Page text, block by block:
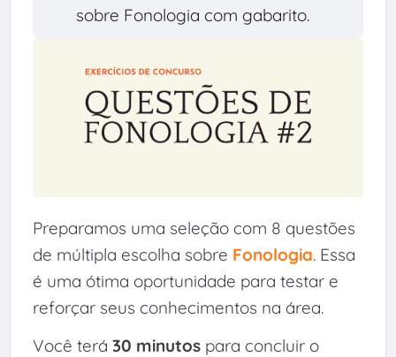
sobre Fonologia com gabarito.
Preparamos uma seleção com 8 questões
de múltipla escolha sobre Fonologia. Essa
é uma ótima oportunidade para testar e
reforçar seus conhecimentos na área.
Você terá 30 minutospara concluir o